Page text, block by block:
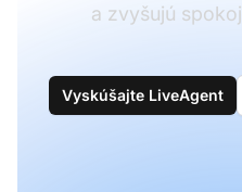
a zvyšujú
Vyskúšajte LiveAgent